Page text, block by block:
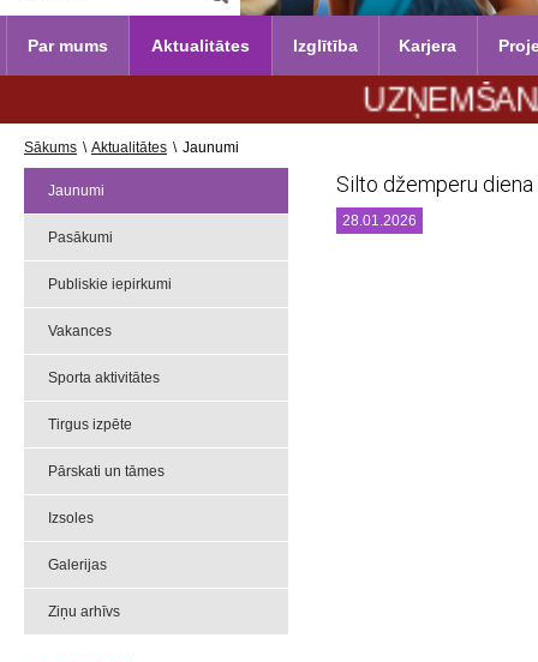
Par mums Aktualitātes Izglītība Karjera
UZŅEMŠANA
Sākums \ Aktualitātes \ Jaunumi
Jaunumi
Pasākumi
Publiskie iepirkumi
Vakances
Sporta aktivitātes
Tirgus izpēte
Pārskati un tāmes
Izsoles
Galerijas
Ziņu arhīvs
Silto džemperu diena
28.01.2026